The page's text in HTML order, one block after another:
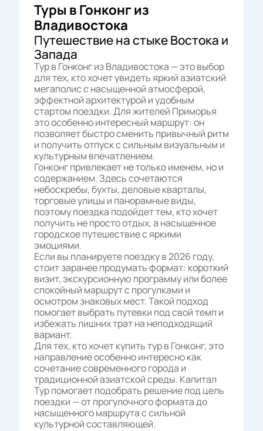
Туры в Гонконг из
Владивостока
Путешествие на стыке Востока и
Запада
Тур в Гонконг из Владивостока — это выбор
для тех, кто хочет увидеть яркий азиатский
мегаполис с насыщенной атмосферой,
эффектной архитектурой и удобным
стартом поездки. Для жителей Приморья
это особенно интересный маршрут: он
позволяет быстро сменить привычный ритм
и получить отпуск с сильным визуальным и
культурным впечатлением.
Гонконг привлекает не только именем, но и
содержанием. Здесь сочетаются
небоскребы, бухты, деловые кварталы,
торговые улицы и панорамные виды,
поэтому поездка подойдет тем, кто хочет
получить не просто отдых, а насыщенное
городское путешествие с яркими
эмоциями.
Если вы планируете поездку в 2026 году,
стоит заранее продумать формат: короткий
визит, экскурсионную программу или более
спокойный маршрут с прогулками и
осмотром знаковых мест. Такой подход
помогает выбрать путевки под свой темп и
избежать лишних трат на неподходящий
вариант.
Для тех, кто хочет купить тур в Гонконг, это
направление особенно интересно как
сочетание современного города и
традиционной азиатской среды. Капитал
Тур помогает подобрать решение под цель
поездки — от прогулочного формата до
насыщенного маршрута с сильной
культурной составляющей.